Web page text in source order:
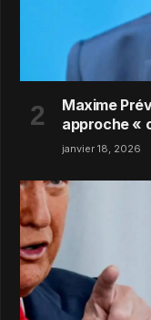
Maxime
approche «
janvier 18, 2026